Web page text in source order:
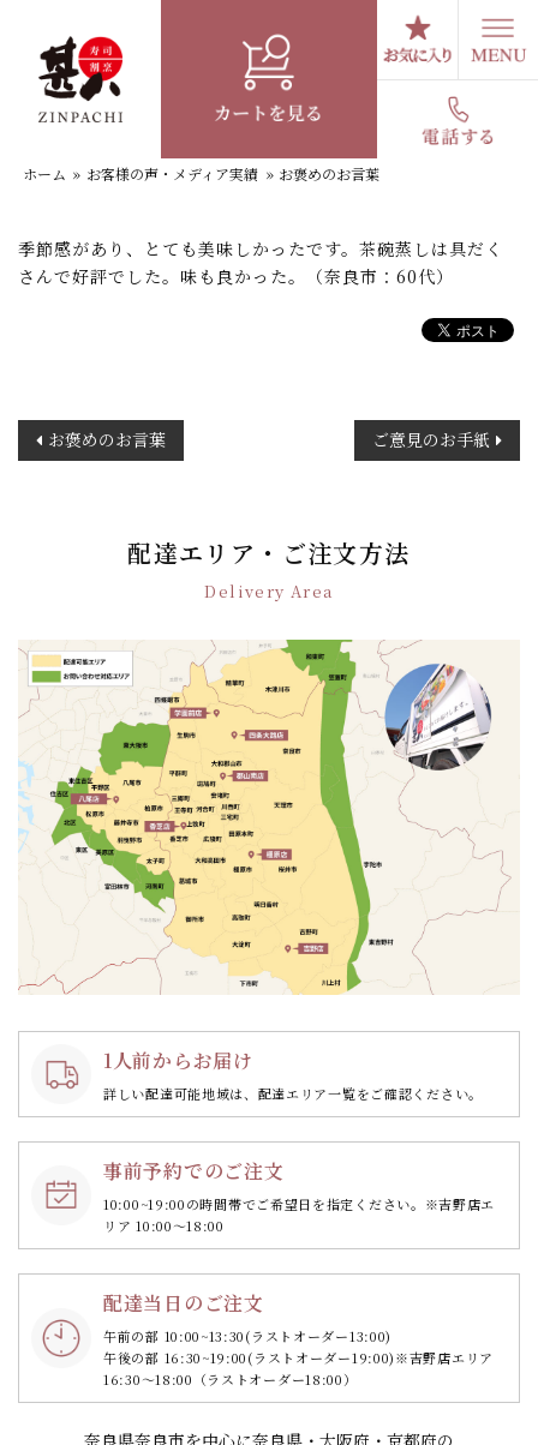
お褒めのお言葉
ホーム » お客様の声・メディア実績 » お褒めのお言葉
季節感があり、とても美味しかったです。茶碗蒸しは具だく
さんで好評でした。味も良かった。（奈良市：60代）
稿
ン
お褒めのお言葉 ご意見のお手紙
配達エリア・ご注文方法
Delivery Area
1人前からお届け
詳しい配達可能地域は、配達エリア一覧をご確認ください。
事前予約でのご注文
10:00~19:00の時間帯でご希望日を指定ください。 ※吉野店エ
リア 10:00～18:00
配達当日のご注文
午前の部 10:00~13:30(ラストオーダー13:00)
午後の部 16:30~19:00(ラストオーダー19:00)※吉野店エリア
16:30～18:00（ラストオーダー18:00）
奈良県奈良市を中心に奈良県・大阪府・京都府の